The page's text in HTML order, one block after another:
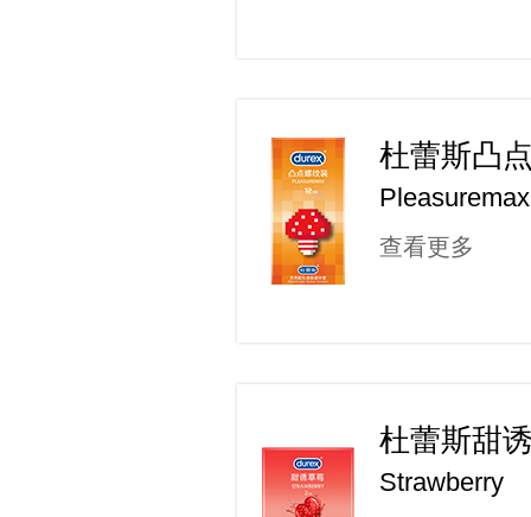
杜蕾斯凸
Pleasuremax
查看更多
杜蕾斯甜
Strawberry